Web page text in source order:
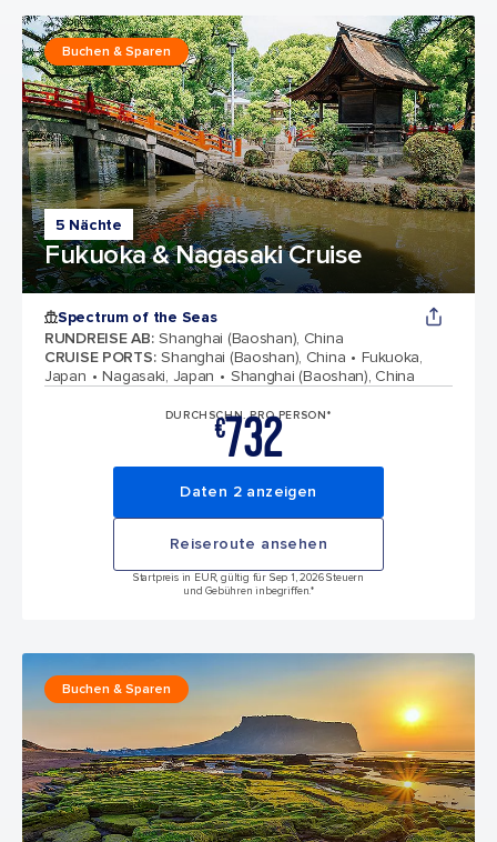
5 Nächte
Fukuoka & Nagasaki Cruise
Buchen & Sparen
Spectrum of the Seas
RUNDREISE AB: Shanghai (Baoshan), China
CRUISE PORTS: Shanghai (Baoshan), China
Fukuoka,
Japan
Nagasaki, Japan Shanghai (Baoshan), China
DURCHSCHN. PRO PERSON*
€732
Daten 2 anzeigen
Reiseroute ansehen
Startpreis in EUR, gültig für Sep 1, 2026 Steuern
und Gebühren inbegriffen.*
Buchen & Sparen